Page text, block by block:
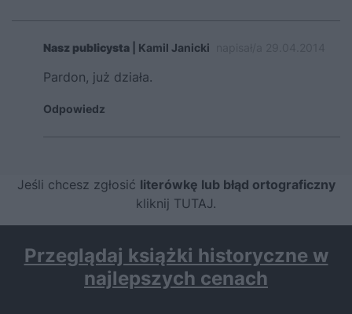
Nasz publicysta | Kamil Janicki
Pardon, już działa.
Odpowiedz
Jeśli chcesz zgłosić literówkę lub błąd ortograficzny
kliknij TUTAJ.
Przeglądaj książki historyczne w
najlepszych cenach